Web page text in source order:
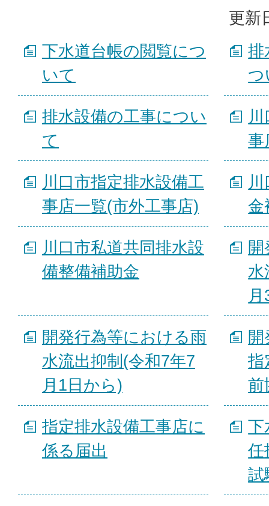
更新
下水道台帳の閲覧につ
いて
排
つ
排水設備の工事につい
て
事
川口市指定排水設備工
事店一覧(市外工事店)
金
川口市私道共同排水設
備整備補助金
水
開発行為等における雨
水流出抑制(令和7年7
月1日から)
指
前
指定排水設備工事店に
係る届出
下
任
試